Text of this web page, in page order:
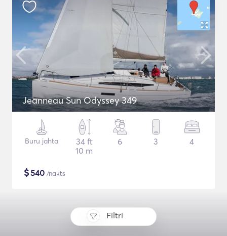
Filtri
Jeanneau Sun Odyssey 349
Buru jahta
34 ft
10 m
6 3 4
$540 /nakts